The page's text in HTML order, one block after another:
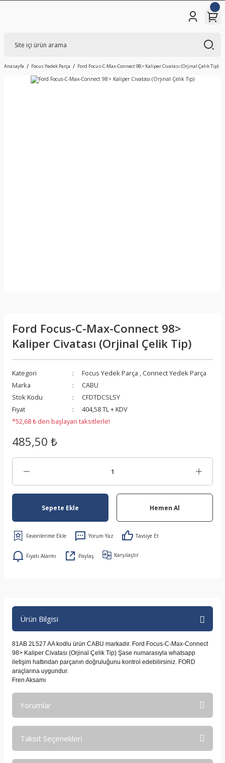
Anasayfa Focus Yedek Parça Ford Focus-C-Max-Connect 98> Kaliper Civatası (Orjinal Çelik Tip)
Ford Focus-C-Max-Connect 98>
Kaliper Civatası (Orjinal Çelik Tip)
Kategori Focus Yedek Parça , Connect Yedek Parça
Marka
CABU
Stok Kodu
CFDTDCSLSY
Fiyat
404,58 TL + KDV
*52,68 ₺ den başlayan taksitlerle!
485,50 ₺
Sepete Ekle Hemen Al
Yorum Yaz Tavsiye Et
Fiyatı Alarmı Paylaş Karşılaştır
Ürün Bilgisi
81AB 2L527 AA kodlu ürün CABU markadır. Ford Focus-C-Max-Connect
98> Kaliper Civatası (Orjinal Çelik Tip) Şase numarasıyla whatsapp
iletişim hattından parçanın doğruluğunu kontrol edebilirsiniz. FORD
araçlarına uygundur.
Fren Aksamı
Yorumlar
Taksit Seçenekleri